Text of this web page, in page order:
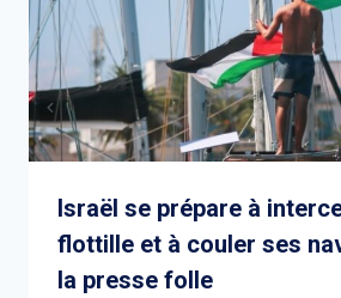
Israël se prépare à
flottille et à couler ses
la presse folle